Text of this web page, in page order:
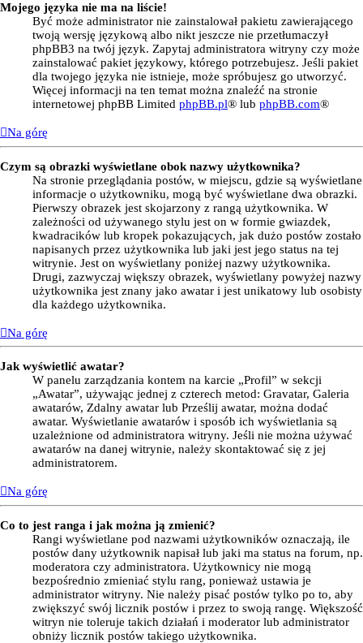
Mojego języka nie ma na liście!
Być może administrator nie zainstalował pakietu zawierającego
twoją wersję językową albo nikt jeszcze nie przetłumaczył
phpBB3 na twój język. Zapytaj administratora witryny czy może
zainstalować pakiet językowy, którego potrzebujesz. Jeśli pakiet
dla twojego języka nie istnieje, może spróbujesz go utworzyć.
Więcej informacji na ten temat można znaleźć na stronie
internetowej phpBB Limited phpBB.pl® lub phpBB.com®
Na górę
Czym są obrazki wyświetlane obok nazwy użytkownika?
Na stronie przeglądania postów, w miejscu, gdzie są wyświetlane
informacje o użytkowniku, mogą być wyświetlane dwa obrazki.
Pierwszy obrazek jest skojarzony z rangą użytkownika. W
zależności od używanego stylu jest on w formie gwiazdek,
kwadracików lub kropek pokazujących, jak dużo postów zostało
napisanych przez użytkownika lub jaki jest jego status na tej
witrynie. Jest on wyświetlany poniżej nazwy użytkownika.
Drugi, zazwyczaj większy obrazek, wyświetlany powyżej nazwy
użytkownika jest znany jako awatar i jest unikatowy lub osobisty
dla każdego użytkownika.
Na górę
Jak wyświetlić awatar?
W panelu zarządzania kontem na karcie „Profil” w sekcji
„Awatar”, używając jednej z czterech metod: Gravatar, Galeria
awatarów, Zdalny awatar lub Prześlij awatar, można dodać
awatar. Wyświetlanie awatarów i sposób ich wyświetlania są
uzależnione od administratora witryny. Jeśli nie można używać
awatarów na danej witrynie, należy skontaktować się z jej
administratorem.
Na górę
Co to jest ranga i jak można ją zmienić?
Rangi wyświetlane pod nazwami użytkowników oznaczają, ile
postów dany użytkownik napisał lub jaki ma status na forum, np.
moderatora czy administratora. Użytkownicy nie mogą
bezpośrednio zmieniać stylu rang, ponieważ ustawia je
administrator witryny. Nie należy pisać postów tylko po to, aby
zwiększyć swój licznik postów i przez to swoją rangę. Większość
witryn nie toleruje takich działań i moderator lub administrator
obniży licznik postów takiego użytkownika.